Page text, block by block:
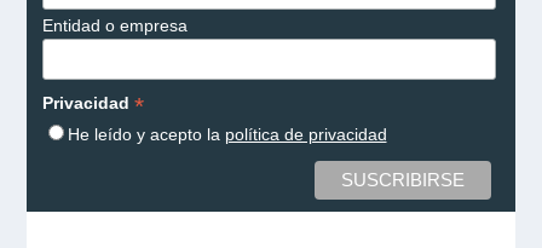
Entidad o empresa
Privacidad *
He leído y acepto la política de privacidad